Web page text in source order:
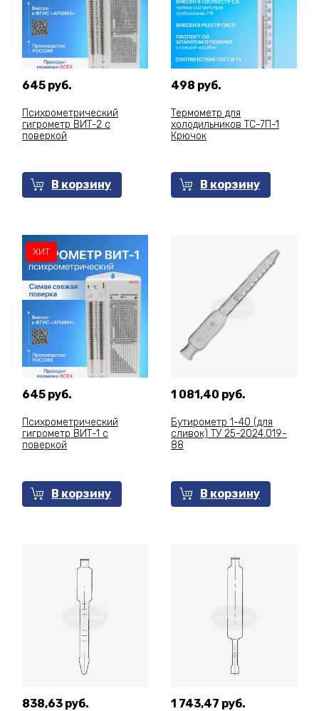
645 руб.
Психрометрический
гигрометр ВИТ-2 с
поверкой
В корзину
498 руб.
Термометр для
холодильников ТС-7П-1
Крючок
В корзину
ХИТ
645 руб.
Психрометрический
гигрометр ВИТ-1 с
поверкой
В корзину
1 081,40 руб.
Бутирометр 1-40 (для
сливок) ТУ 25-2024.019-
88
В корзину
838,63 руб. 1 743,47 руб.